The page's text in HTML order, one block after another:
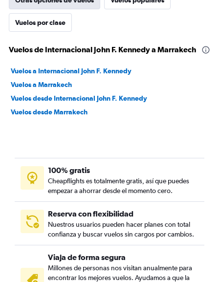
Vuelos por clase
Vuelos de Internacional John F. Kennedy a Marrakech
Vuelos a Internacional John F. Kennedy
Vuelos a Marrakech
Vuelos desde Internacional John F. Kennedy
Vuelos desde Marrakech
100% gratis
Cheapflights es totalmente gratis, así que puedes
empezar a ahorrar desde el momento cero.
Reserva con flexibilidad
Nuestros usuarios pueden hacer planes con total
confianza y buscar vuelos sin cargos por cambios.
Viaja de forma segura
Millones de personas nos visitan anualmente para
encontrar los mejores vuelos. Ayudamos a que la